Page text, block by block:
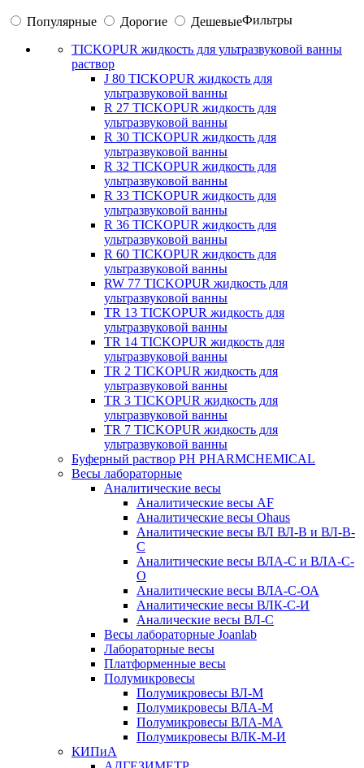
Популярные Дорогие ДешевыеФильтры
TICKOPUR жидкость для ультразвуковой ванны
раствор
J 80 TICKOPUR жидкость для
ультразвуковой ванны
R 27 TICKOPUR жидкость для
ультразвуковой ванны
R 30 TICKOPUR жидкость для
ультразвуковой ванны
R 32 TICKOPUR жидкость для
ультразвуковой ванны
R 33 TICKOPUR жидкость для
ультразвуковой ванны
R 36 TICKOPUR жидкость для
ультразвуковой ванны
R 60 TICKOPUR жидкость для
ультразвуковой ванны
RW 77 TICKOPUR жидкость для
ультразвуковой ванны
TR 13 TICKOPUR жидкость для
ультразвуковой ванны
TR 14 TICKOPUR жидкость для
ультразвуковой ванны
TR 2 TICKOPUR жидкость для
ультразвуковой ванны
TR 3 TICKOPUR жидкость для
ультразвуковой ванны
TR 7 TICKOPUR жидкость для
ультразвуковой ванны
Буферный раствор PH PHARMCHEMICAL
Весы лабораторные
Аналитические весы
Аналитические весы AF
Аналитические весы Ohaus
Аналитические весы ВЛ ВЛ-В и ВЛ-В-
С
Аналитические весы ВЛА-С и ВЛА-С-
О
Аналитические весы ВЛА-С-ОА
Аналитические весы ВЛК-С-И
Аналические весы ВЛ-С
Весы лабораторные Joanlab
Лабораторные весы
Платформенные весы
Полумикровесы
Полумикровесы ВЛ-М
Полумикровесы ВЛА-М
Полумикровесы ВЛА-МА
Полумикровесы ВЛК-М-И
КИПиА